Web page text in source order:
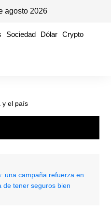
agosto 2026
Sociedad Dólar Crypto
y el país
una campaña refuerza en
de tener seguros bien